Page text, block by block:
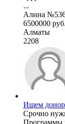
...
Алина
6500000 руб.
Алматы
2208
Ищем
Срочно
Программы